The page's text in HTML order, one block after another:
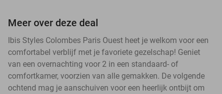
Meer over deze deal
Ibis Styles Colombes Paris Ouest heet je welkom voor een
comfortabel verblijf met je favoriete gezelschap! Geniet
van een overnachting voor 2 in een standaard- of
comfortkamer, voorzien van alle gemakken. De volgende
ochtend mag je aanschuiven voor een heerlijk ontbijt om